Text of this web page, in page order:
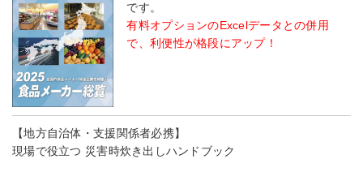
です。
有料オプションのExcelデータとの併用
で、利便性が格段にアップ！
【地方自治体・支援関係者必携】
現場で役立つ 災害時炊き出しハンドブック